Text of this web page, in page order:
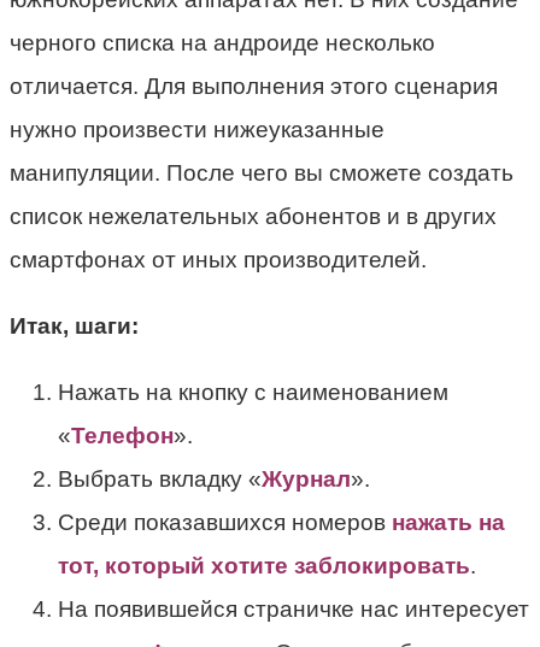
черного списка на андроиде несколько
отличается. Для выполнения этого сценария
нужно произвести нижеуказанные
манипуляции. После чего вы сможете создать
список нежелательных абонентов и в других
смартфонах от иных производителей.
Итак, шаги:
Нажать на кнопку с наименованием
«Телефон».
Выбрать вкладку «Журнал».
Среди показавшихся номеров нажать на
тот, который хотите заблокировать.
На появившейся страничке нас интересует